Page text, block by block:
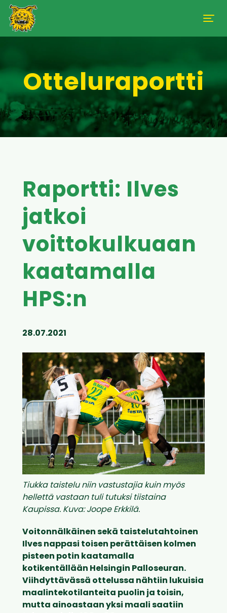
Otteluraportti
Raportti: Ilves
jatkoi
voittokulkuaan
kaatamalla
HPS:n
28.07.2021
Tiukka taistelu niin vastustajia kuin myös
hellettä vastaan tuli tutuksi tiistaina
Kaupissa. Kuva: Joope Erkkilä.
Voitonnälkäinen sekä taistelutahtoinen
Ilves nappasi toisen perättäisen kolmen
pisteen potin kaatamalla
kotikentällään Helsingin Palloseuran.
Viihdyttävässä ottelussa nähtiin lukuisia
maalintekotilanteita puolin ja toisin,
mutta ainoastaan yksi maali saatiin